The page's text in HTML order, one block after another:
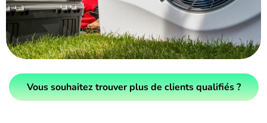
Vous souhaitez trouver plus de clients qualifiés ?